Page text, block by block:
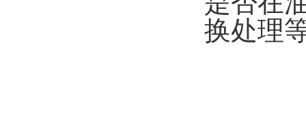
换处理